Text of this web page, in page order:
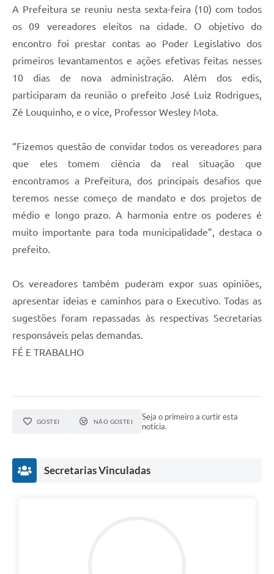
Notícias
Contato
A Prefeitura se reuniu nesta sexta-feira (10) com todos
os 09 vereadores eleitos na cidade. O objetivo do
encontro foi prestar contas ao Poder Legislativo dos
primeiros levantamentos e ações efetivas feitas nesses
10 dias de nova administração. Além dos edis,
participaram da reunião o prefeito José Luiz Rodrigues,
Zé Louquinho, e o vice, Professor Wesley Mota.
“Fizemos questão de convidar todos os vereadores para
que eles tomem ciência da real situação que
encontramos a Prefeitura, dos principais desafios que
teremos nesse começo de mandato e dos projetos de
médio e longo prazo. A harmonia entre os poderes é
muito importante para toda municipalidade”, destaca o
prefeito.
Os vereadores também puderam expor suas opiniões,
apresentar ideias e caminhos para o Executivo. Todas as
sugestões foram repassadas às respectivas Secretarias
responsáveis pelas demandas.
FÉ E TRABALHO
GOSTEI NÃO GOSTEI
Seja o primeiro a curtir esta
notícia.
Secretarias Vinculadas